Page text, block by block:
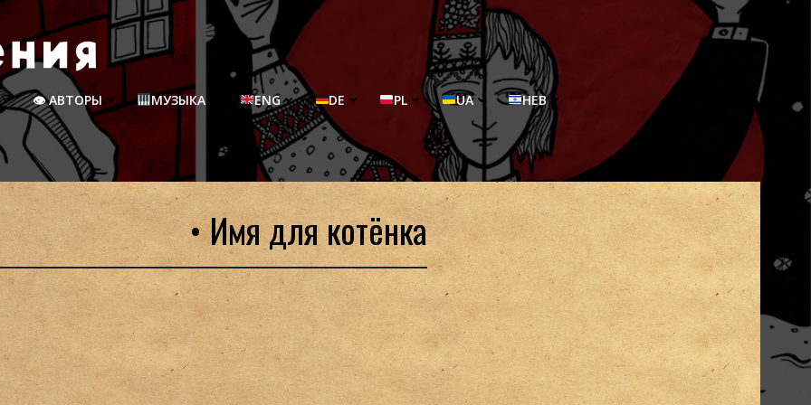
👁 АВТОРЫ МУЗЫКА ENG DE PL UA HEB
• Имя для котёнка